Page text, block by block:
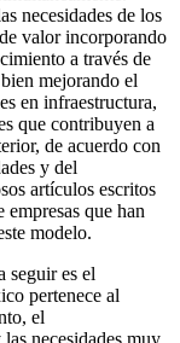
necesidades de los
valor incorporando
a través de
mejorando el
en infraestructura,
que contribuyen a
de acuerdo con
y del
artículos escritos
que han
modelo.
seguir es el
pertenece al
el